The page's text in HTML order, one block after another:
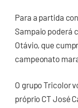
Para a partida
Sampaio poderá
Otávio, que
campeonato
O grupo Tricolor
próprio CT José